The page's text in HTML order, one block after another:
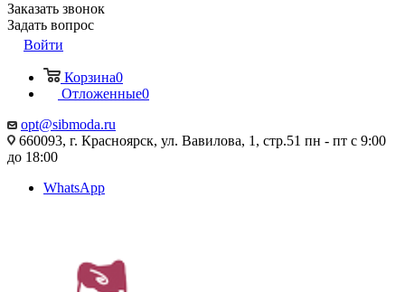
Заказать звонок
Задать вопрос
Войти
Корзина0
Отложенные0
opt@sibmoda.ru
660093, г. Красноярск, ул. Вавилова, 1, стр.51 пн - пт с 9:00
до 18:00
WhatsApp